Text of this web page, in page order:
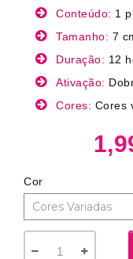
Conteúdo: 1
Tamanho: 7
Duração: 12
Ativação:
Cores: Cores
Cor